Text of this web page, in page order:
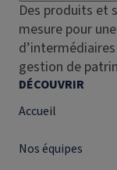
Des produits et
mesure pour
gestion de
DÉCOUVRIR
Accueil
Nos équipes